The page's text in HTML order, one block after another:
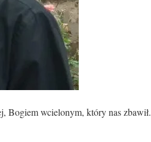
Bogiem wcielonym, który nas zbawił.